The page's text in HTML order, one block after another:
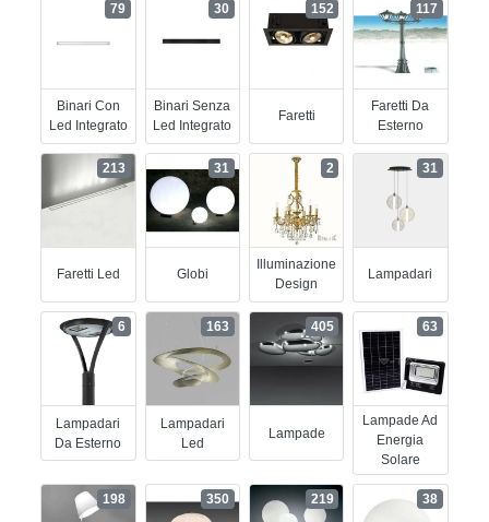
Binari Con
Led Integrato
79
Binari Senza
Led Integrato
30
Faretti
152
Faretti Da
Esterno
117
Faretti Led
213
Globi
31
Illuminazione
Design
2
Lampadari
31
Lampadari
Da Esterno
6
Lampadari
Led
163
Lampade
405
Lampade Ad
Energia
Solare
63
198 350 219 38